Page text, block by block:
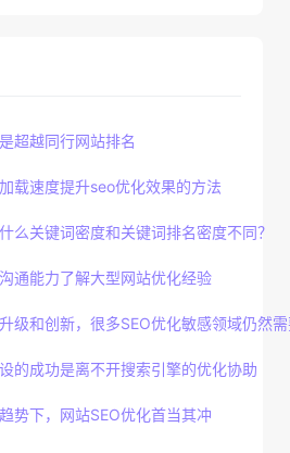
超越同行网站排名
载速度提升seo优化效果的方法
么关键词密度和关键词排名密度不同？
通能力了解大型网站优化经验
级和创新，很多SEO优化敏感领域仍然
的成功是离不开搜索引擎的优化协助
势下，网站SEO优化首当其冲